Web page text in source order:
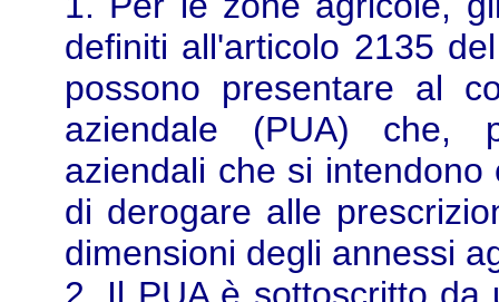
definiti all'articolo 2135
possono presentare al
aziendale (PUA) che,
aziendali che si
di derogare alle
dimensioni degli annessi